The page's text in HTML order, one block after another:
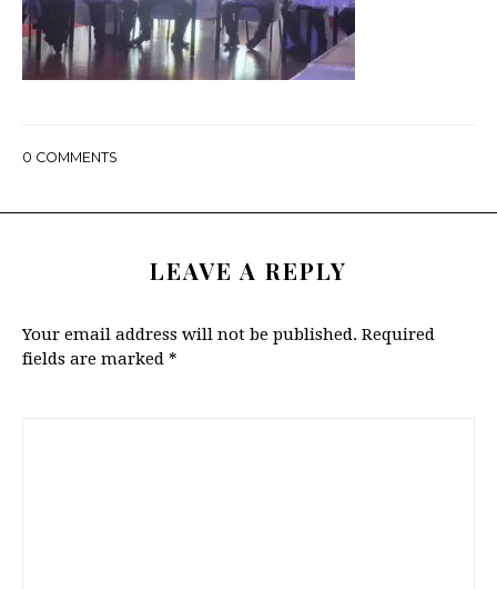
0 COMMENTS
LEAVE A REPLY
Your email address will not be published. Required
fields are marked *